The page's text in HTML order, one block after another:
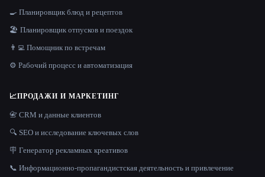
🍳 Планировщик блюд и рецептов
🏖 Планировщик отпусков и поездок
👨‍💻 Помощник по встречам
⚙️ Рабочий процесс и автоматизация
📈ПРОДАЖИ И МАРКЕТИНГ
📇 CRM и данные клиентов
🔍 SEO и исследование ключевых слов
🪧 Генератор рекламных креативов
📞 Информационно-пропагандистская деятельность и привлечение